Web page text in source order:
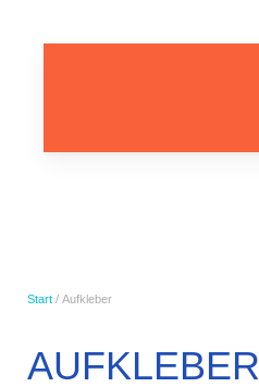
Start / Aufkleber
AUFKLEBER